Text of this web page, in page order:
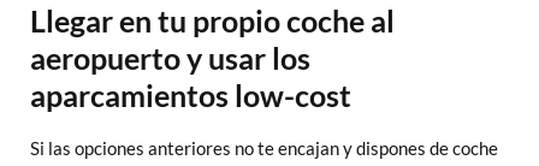
Llegar en tu propio coche al
aeropuerto y usar los
aparcamientos low-cost
Si las opciones anteriores no te encajan y dispones de coche